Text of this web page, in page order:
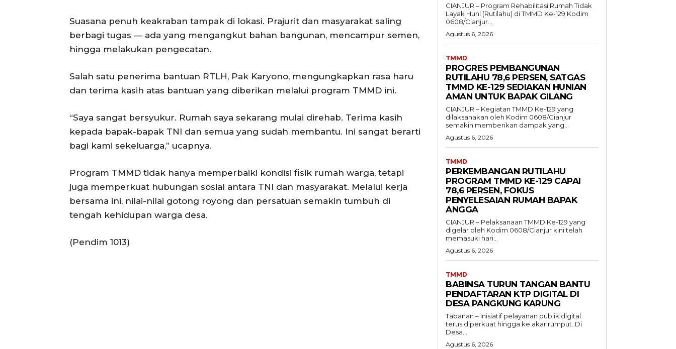
Suasana penuh keakraban tampak di lokasi. Prajurit dan masyarakat saling
berbagi tugas — ada yang mengangkut bahan bangunan, mencampur semen,
hingga melakukan pengecatan.
Salah satu penerima bantuan RTLH, Pak Karyono, mengungkapkan rasa haru
dan terima kasih atas bantuan yang diberikan melalui program TMMD ini.
“Saya sangat bersyukur. Rumah saya sekarang mulai direhab. Terima kasih
kepada bapak-bapak TNI dan semua yang sudah membantu. Ini sangat berarti
bagi kami sekeluarga,” ucapnya.
Program TMMD tidak hanya memperbaiki kondisi fisik rumah warga, tetapi
juga memperkuat hubungan sosial antara TNI dan masyarakat. Melalui kerja
bersama ini, nilai-nilai gotong royong dan persatuan semakin tumbuh di
tengah kehidupan warga desa.
(Pendim 1013)
CIANJUR – Program Rehabilitasi Rumah Tidak
Layak Huni (Rutilahu) di TMMD Ke-129 Kodim
0608/Cianjur...
Agustus 6, 2026
TMMD
PROGRES PEMBANGUNAN
RUTILAHU 78,6 PERSEN, SATGAS
TMMD KE-129 SEDIAKAN HUNIAN
AMAN UNTUK BAPAK GILANG
CIANJUR – Kegiatan TMMD Ke-129 yang
dilaksanakan oleh Kodim 0608/Cianjur
semakin memberikan dampak yang...
Agustus 6, 2026
TMMD
PERKEMBANGAN RUTILAHU
PROGRAM TMMD KE-129 CAPAI
78,6 PERSEN, FOKUS
PENYELESAIAN RUMAH BAPAK
ANGGA
CIANJUR – Pelaksanaan TMMD Ke-129 yang
digelar oleh Kodim 0608/Cianjur kini telah
memasuki hari...
Agustus 6, 2026
TMMD
BABINSA TURUN TANGAN BANTU
PENDAFTARAN KTP DIGITAL DI
DESA PANGKUNG KARUNG
Tabanan – Inisiatif pelayanan publik digital
terus diperkuat hingga ke akar rumput. Di
Desa...
Agustus 6, 2026